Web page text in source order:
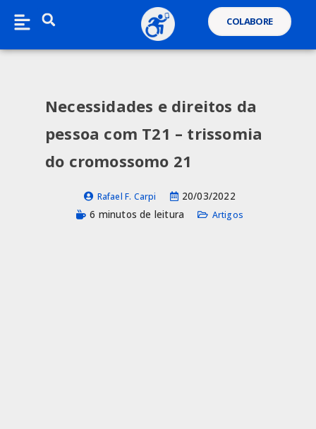
COLABORE
Necessidades e direitos da
pessoa com T21 – trissomia
do cromossomo 21
Rafael F. Carpi
20/03/2022
6 minutos de leitura
Artigos